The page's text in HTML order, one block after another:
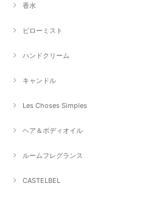
香水
ピローミスト
ハンドクリーム
キャンドル
Les Choses Simples
ヘア＆ボディオイル
ルームフレグランス
CASTELBEL